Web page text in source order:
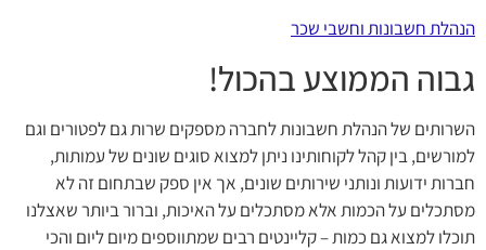
הנהלת חשבונות וחשבי שכר
גבוה הממוצע בהכול!
השרותים של הנהלת חשבונות לחברה מספקים שרות גם לפטורים וגם
למורשים, בין קהל לקוחותינו ניתן למצוא סוגים שונים של עמותות,
חברות ידועות ונותני שירותים שונים, אך אין ספק שבתחום זה לא
מסתכלים על הכמות אלא מסתכלים על האיכות, וברור ביותר שאצלנו
תוכלו למצוא גם כמות – קליינטים רבים שמתווספים מיום ליום והכי